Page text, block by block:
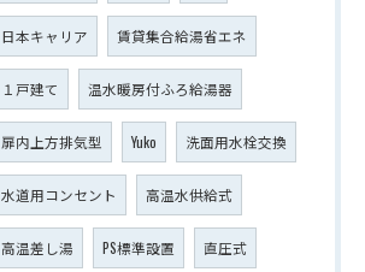
日本キャリア 賃貸集合給湯省エネ
１戸建て 温水暖房付ふろ給湯器
扉内上方排気型 Yuko 洗面用水栓交換
水道用コンセント 高温水供給式
高温差し湯 PS標準設置 直圧式